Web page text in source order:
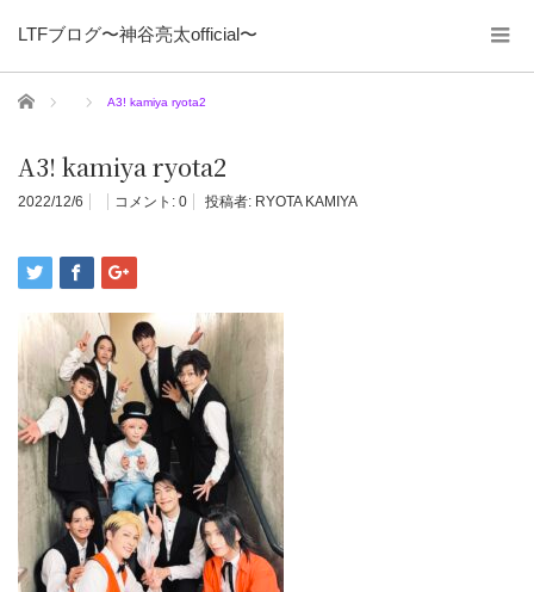
LTFブログ〜神谷亮太official〜
ホーム A3! kamiya ryota2
A3! kamiya ryota2
2022/12/6 コメント: 0 投稿者: RYOTA KAMIYA